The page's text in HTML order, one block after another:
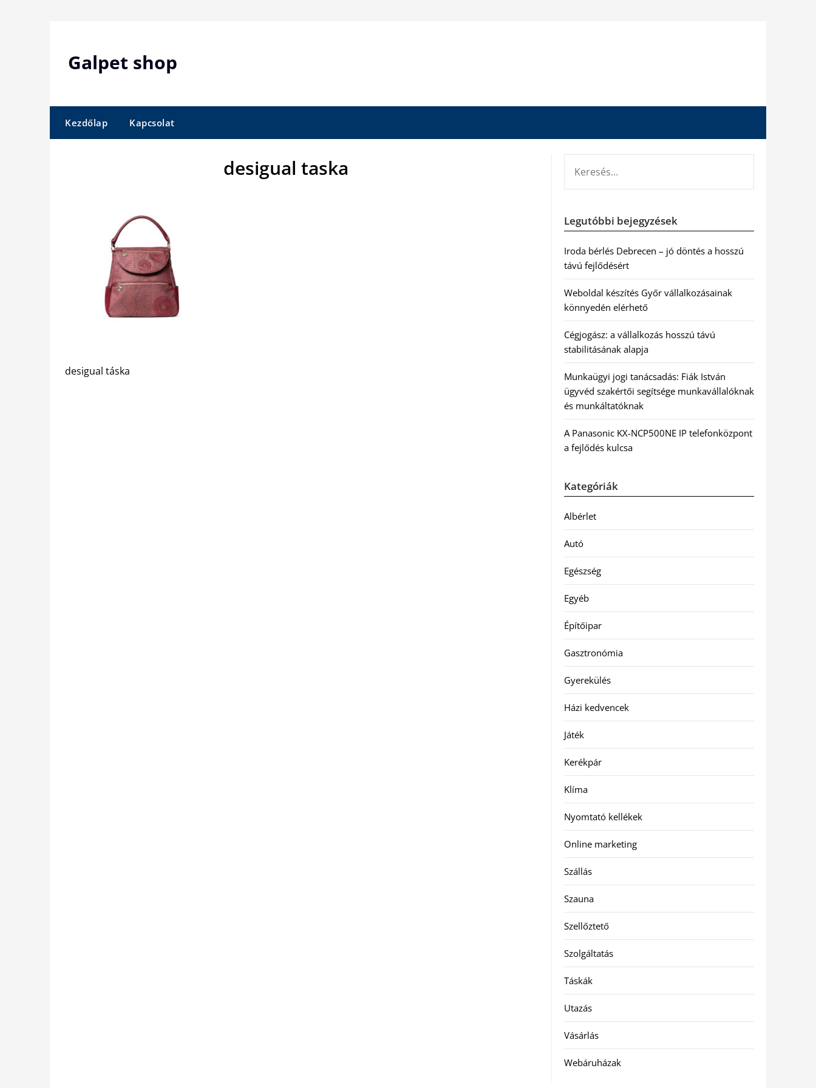
Galpet shop
Kezdőlap Kapcsolat
desigual taska
desigual táska
Legutóbbi bejegyzések
Iroda bérlés Debrecen – jó döntés a hosszú
távú fejlődésért
Weboldal készítés Győr vállalkozásainak
könnyedén elérhető
Cégjogász: a vállalkozás hosszú távú
stabilitásának alapja
Munkaügyi jogi tanácsadás: Fiák István
ügyvéd szakértői segítsége munkavállalóknak
és munkáltatóknak
A Panasonic KX-NCP500NE IP telefonközpont
a fejlődés kulcsa
Kategóriák
Albérlet
Autó
Egészség
Egyéb
Építőipar
Gasztronómia
Gyerekülés
Házi kedvencek
Játék
Kerékpár
Klíma
Nyomtató kellékek
Online marketing
Szállás
Szauna
Szellőztető
Szolgáltatás
Táskák
Utazás
Vásárlás
Webáruházak